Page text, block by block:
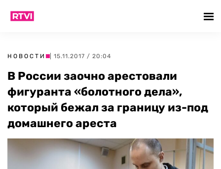
НОВОСТИ | 15.11.2017 / 20:04
В России заочно арестовали
фигуранта «болотного дела»,
который бежал за границу из-под
домашнего ареста